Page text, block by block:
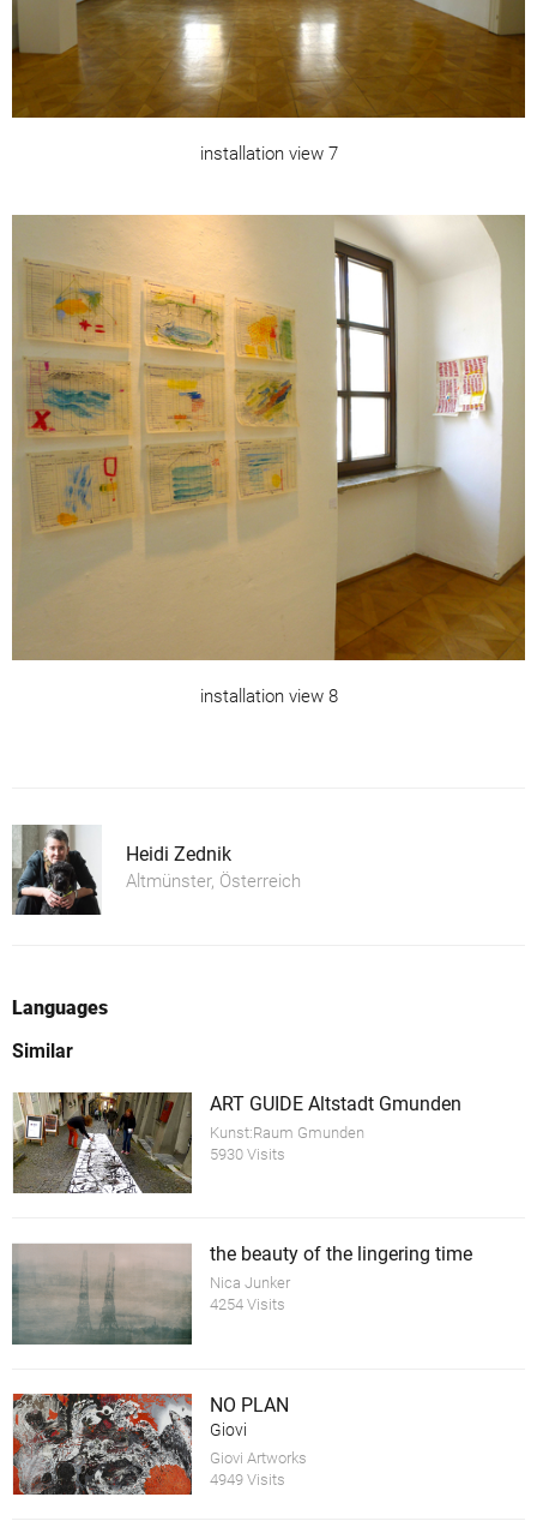
installation view 7
installation view 8
Heidi Zednik
Altmünster, Österreich
Languages
Similar
ART GUIDE Altstadt Gmunden
Kunst:Raum Gmunden
5930 Visits
the beauty of the lingering time
Nica Junker
4254 Visits
NO PLAN
Giovi
Giovi Artworks
4949 Visits